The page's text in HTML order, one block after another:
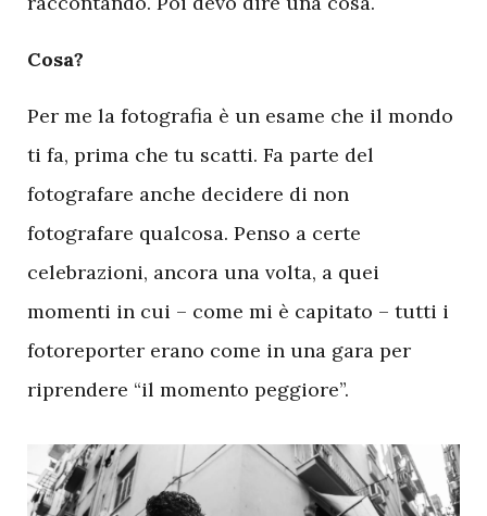
Cosa?
Per me la fotografia è un esame che il mondo
ti fa, prima che tu scatti. Fa parte del
fotografare anche decidere di non
fotografare qualcosa. Penso a certe
celebrazioni, ancora una volta, a quei
momenti in cui – come mi è capitato – tutti i
fotoreporter erano come in una gara per
riprendere “il momento peggiore”.